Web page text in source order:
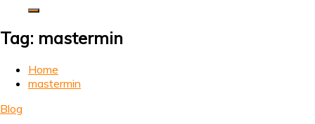
Tag: mastermin
Home
mastermin
Blog